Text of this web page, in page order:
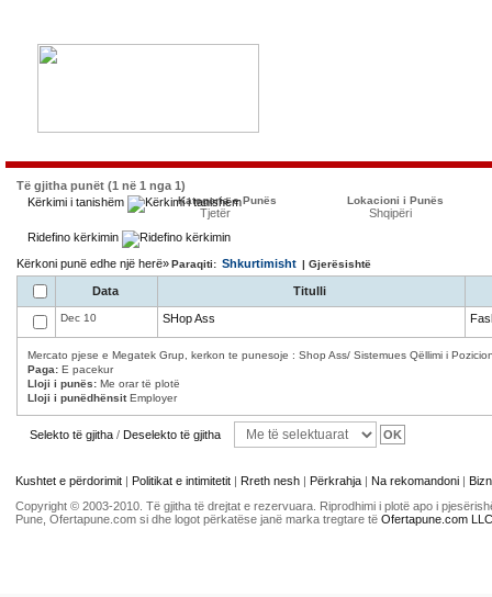
Të gjitha punët (1 në 1 nga 1)
Kërkimi i tanishëm
Kategoria e Punës
Tjetër
Lokacioni i Punës
Shqipëri
Ridefino kërkimin
Kërkoni punë edhe një herë»Paraqiti: Shkurtimisht | Gjerësishtë
Data Titulli
Dec 10 SHop Ass
Mercato pjese e Megatek Grup, kerkon te punesoje : Shop Ass/ Sistemues Qëllimi i
Paga: E pacekur
Lloji i punës: Me orar të plotë
Lloji i punëdhënsitEmployer
Selekto të gjitha / Deselekto të gjitha
Kushtet e përdorimit | Politikat e intimitetit | Rreth nesh | Përkrahja | Na rekomandoni |
Copyright © 2003-2010. Të gjitha të drejtat e rezervuara. Riprodhimi i plotë apo i
Pune, Ofertapune.com si dhe logot përkatëse janë marka tregtare të Ofertapune.com LLC